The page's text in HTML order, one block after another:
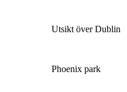
Utsikt över Dublin
Phoenix park